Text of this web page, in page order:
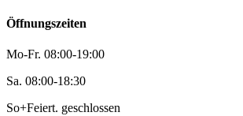
Öffnungszeiten
Mo-Fr. 08:00-19:00
Sa. 08:00-18:30
So+Feiert. geschlossen